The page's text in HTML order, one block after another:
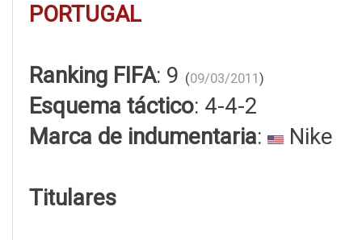
PORTUGAL
Ranking FIFA: 9 (09/03/2011)
Esquema táctico: 4-4-2
Marca de indumentaria: Nike
Titulares